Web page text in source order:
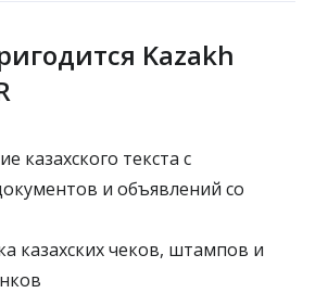
Kazakh
казахского текста с
и объявлений со
казахских чеков, штампов и